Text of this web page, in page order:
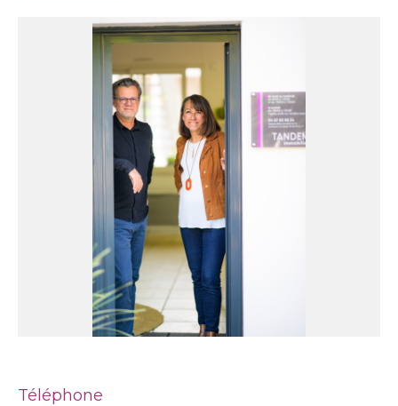
Téléphone